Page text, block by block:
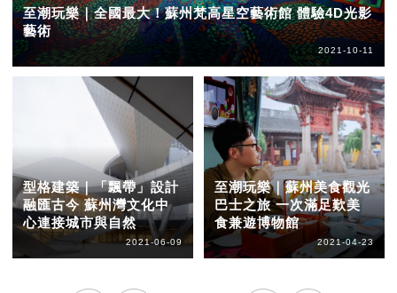
至潮玩樂｜全國最大！蘇州梵高星空藝術館 體驗4D光影
藝術
2021-10-11
型格建築｜「飄帶」設計
融匯古今 蘇州灣文化中
心連接城市與自然
2021-06-09
至潮玩樂｜蘇州美食觀光
巴士之旅 一次滿足歎美
食兼遊博物館
2021-04-23